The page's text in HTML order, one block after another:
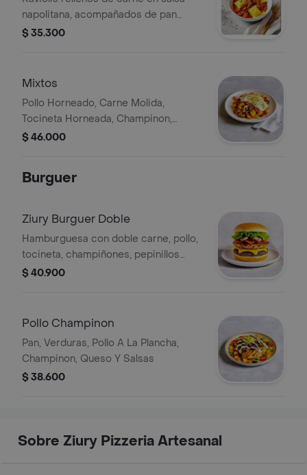
napolitana, acompañados de pan
artesanal.
$ 35.300
Mixtos
Pollo Horneado, Carne Molida,
Tocineta Horneada, Champinon,
Ricota, Mozzarella, Parmesano Y Pan
$ 46.000
Burguer
Ziury Burguer Doble
Hamburguesa con doble carne, pollo,
tocineta, champiñones, pepinillos
agridulces, lechuga y baño de
$ 40.900
Pollo Champinon
Pan, Verduras, Pollo A La Plancha,
Champinon, Queso Y Salsas
$ 38.600
Sobre Ziury Pizzeria Artesanal